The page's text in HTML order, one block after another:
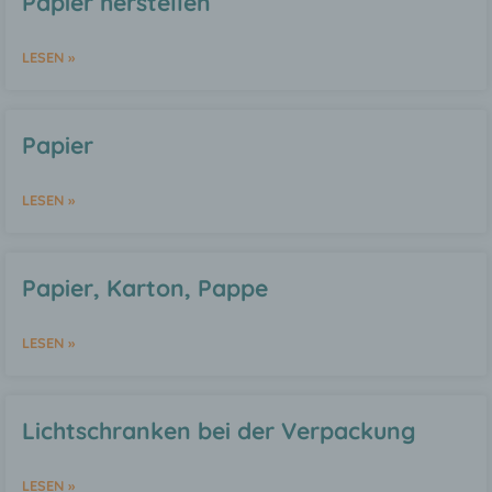
LESEN »
Papier
LESEN »
Papier, Karton, Pappe
LESEN »
Lichtschranken bei der Verpackung
LESEN »
Kennnummer, zu Standortdaten, zu einer
Person sind, identifiziert werden kann.
oder identifizierbare natürliche Person,
deren personenbezogene Daten von dem